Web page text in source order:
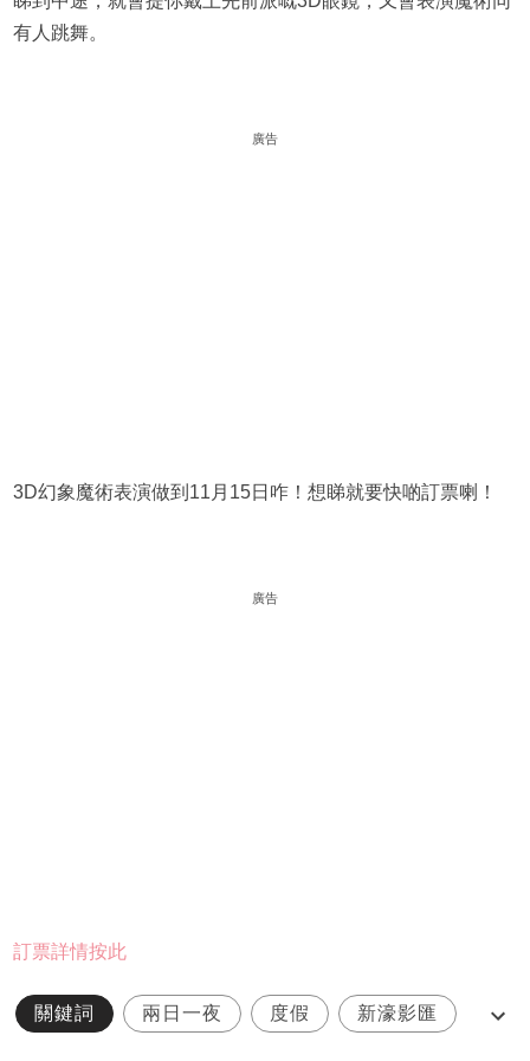
有人跳舞。
廣告
3D幻象魔術表演做到11月15日咋！想睇就要快啲訂票喇！
廣告
訂票詳情按此
關鍵詞 兩日一夜 度假 新濠影匯